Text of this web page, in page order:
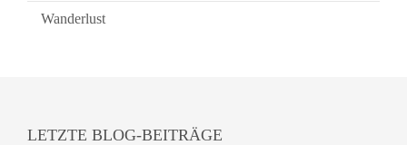
Wanderlust
LETZTE BLOG-BEITRÄGE